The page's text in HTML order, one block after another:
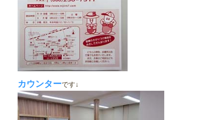
カウンターです↓